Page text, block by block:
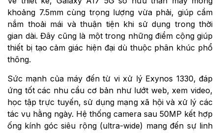
khoảng 7.5mm cùng trọng lượng vừa phải, giúp cầm
nắm thoải mái và thuận tiện khi sử dụng trong thời
gian dài. Đây cũng là một trong những điểm cộng giúp
thiết bị tạo cảm giác hiện đại dù thuộc phân khúc phổ
thông.
Sức mạnh của máy đến từ vi xử lý Exynos 1330, đáp
ứng tốt các nhu cầu cơ bản như lướt web, xem video,
học tập trực tuyến, sử dụng mạng xã hội và xử lý các
tác vụ hằng ngày. Hệ thống camera sau 50MP kết hợp
ống kính góc siêu rộng (ultra-wide) mang đến sự linh